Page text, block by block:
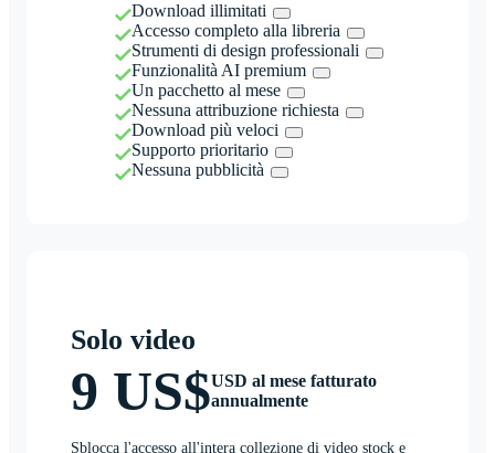
Download illimitati
Accesso completo alla libreria
Strumenti di design professionali
Funzionalità AI premium
Un pacchetto al mese
Nessuna attribuzione richiesta
Download più veloci
Supporto prioritario
Nessuna pubblicità
Solo video
9 US$USD al mese fatturato
annualmente
Sblocca l'accesso all'intera collezione di video stock e